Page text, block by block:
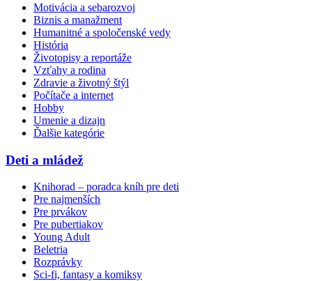
Motivácia a sebarozvoj
Biznis a manažment
Humanitné a spoločenské vedy
História
Životopisy a reportáže
Vzťahy a rodina
Zdravie a životný štýl
Počítače a internet
Hobby
Umenie a dizajn
Ďalšie kategórie
Deti a mládež
Knihorad – poradca kníh pre deti
Pre najmenších
Pre prvákov
Pre pubertiakov
Young Adult
Beletria
Rozprávky
Sci-fi, fantasy a komiksy